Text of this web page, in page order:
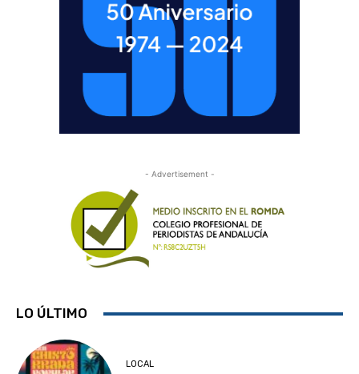
- Advertisement -
LO ÚLTIMO
LOCAL